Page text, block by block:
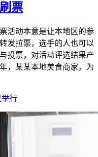
票
活动本意是让本地区的参
发拉票，选手的人也可以
投票，对活动评选结果产
，某某本地美食商家。为
行